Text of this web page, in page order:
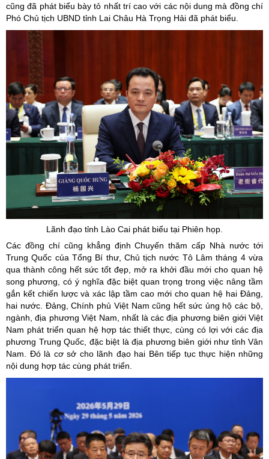
cũng đã phát biểu bày tỏ nhất trí cao với các nội dung mà đồng chí
Phó Chủ tịch UBND tỉnh Lai Châu Hà Trọng Hải đã phát biểu.
Lãnh đạo tỉnh Lào Cai phát biểu tại Phiên họp.
Các đồng chí cũng khẳng định Chuyến thăm cấp Nhà nước tới
Trung Quốc của Tổng Bí thư, Chủ tịch nước Tô Lâm tháng 4 vừa
qua thành công hết sức tốt đẹp, mở ra khởi đầu mới cho quan hệ
song phương, có ý nghĩa đặc biệt quan trọng trong việc nâng tầm
gắn kết chiến lược và xác lập tầm cao mới cho quan hệ hai Đảng,
hai nước. Đảng, Chính phủ Việt Nam cũng hết sức ủng hộ các bộ,
ngành, địa phương Việt Nam, nhất là các địa phương biên giới Việt
Nam phát triển quan hệ hợp tác thiết thực, cùng có lợi với các địa
phương Trung Quốc, đặc biệt là địa phương biên giới như tỉnh Vân
Nam. Đó là cơ sở cho lãnh đạo hai Bên tiếp tục thực hiện những
nội dung hợp tác cùng phát triển.